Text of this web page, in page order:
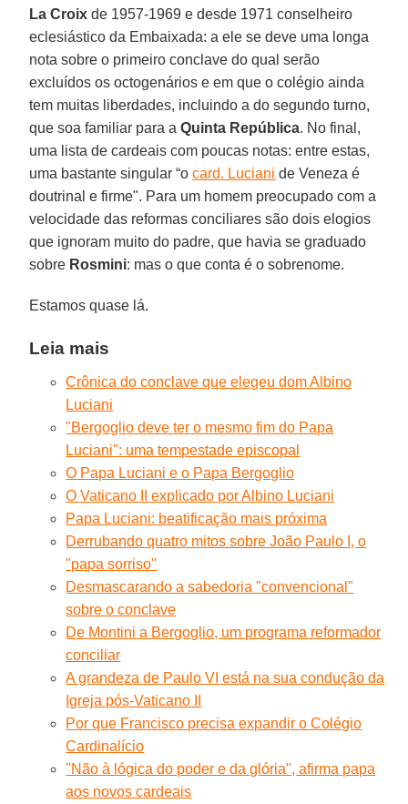
La Croix de 1957-1969 e desde 1971 conselheiro
eclesiástico da Embaixada: a ele se deve uma longa
nota sobre o primeiro conclave do qual serão
excluídos os octogenários e em que o colégio ainda
tem muitas liberdades, incluindo a do segundo turno,
que soa familiar para aQuinta República. No final,
uma lista de cardeais com poucas notas: entre estas,
uma bastante singular “ocard. Luciani de Veneza é
doutrinal e firme". Para um homem preocupado com a
velocidade das reformas conciliares são dois elogios
que ignoram muito do padre, que havia se graduado
sobre Rosmini: mas o que conta é o sobrenome.
Estamos quase lá.
Leia mais
Crônica do conclave que elegeu dom Albino
Luciani
"Bergoglio deve ter o mesmo fim do Papa
Luciani": uma tempestade episcopal
O Papa Luciani e o Papa Bergoglio
O Vaticano II explicado por Albino Luciani
Papa Luciani: beatificação mais próxima
Derrubando quatro mitos sobre João Paulo I, o
''papa sorriso''
Desmascarando a sabedoria "convencional"
sobre o conclave
De Montini a Bergoglio, um programa reformador
conciliar
A grandeza de Paulo VI está na sua condução da
Igreja pós-Vaticano II
Por que Francisco precisa expandir o Colégio
Cardinalício
''Não à lógica do poder e da glória'', afirma papa
aos novos cardeais